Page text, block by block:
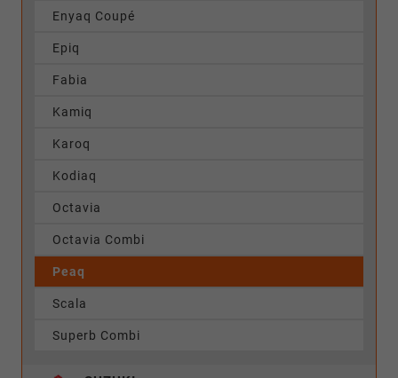
Enyaq Coupé
Epiq
Fabia
Kamiq
Karoq
Kodiaq
Octavia
Octavia Combi
Peaq
Scala
Superb Combi